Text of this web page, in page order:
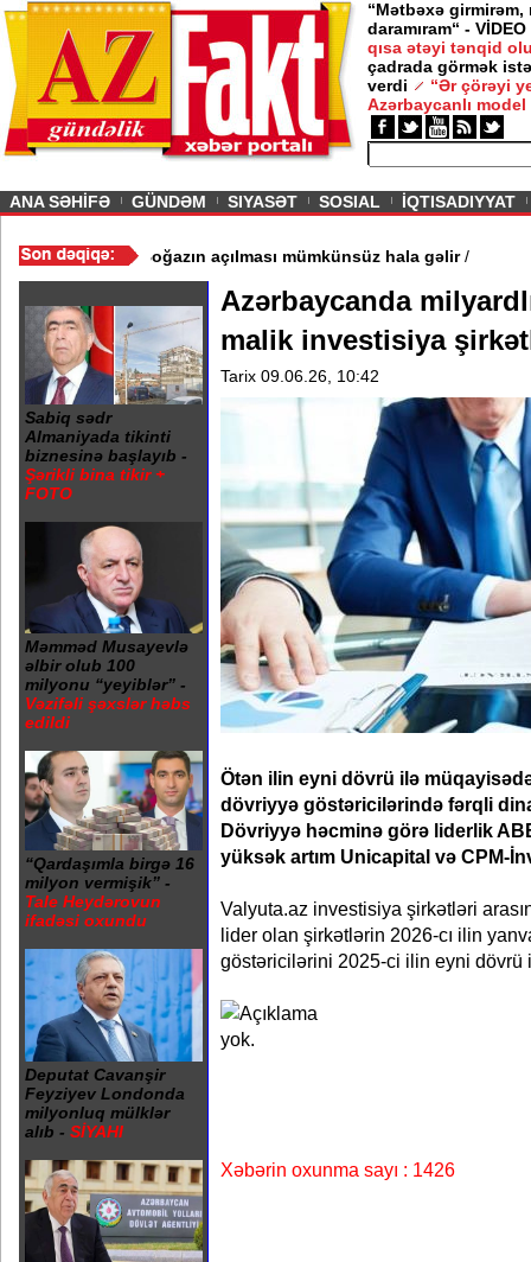
“Mətbəxə girmirəm,
daramıram“ - VİDEO
qısa ətəyi tənqid
çadrada görmək
verdi
“Ər çörəyi
Azərbaycanlı model
ANA SƏHİFƏ GÜNDƏM SIYASƏT SOSIAL İQTISADIYYAT
tələblər irəli sürdü - Boğazın açılması mümkünsüz hala gəlir
Sabiq sədr
Almaniyada tikinti
biznesinə başlayıb -
Şərikli bina tikir +
FOTO
Məmməd Musayevlə
əlbir olub 100
milyonu “yeyiblər” -
Vəzifəli şəxslər həbs
edildi
“Qardaşımla birgə 16
milyon vermişik” -
Tale Heydərovun
ifadəsi oxundu
Deputat Cavanşir
Feyziyev Londonda
milyonluq mülklər
alıb - SİYAHI
Azərbaycanda
malik investisiya
Tarix 09.06.26, 10:42
Ötən ilin eyni dövrü ilə
dövriyyə göstəricilərində fərqli
Dövriyyə həcminə görə liderlik
yüksək artım Unicapital və CPM-
Valyuta.az investisiya şirkətləri
lider olan şirkətlərin 2026-cı ilin
göstəricilərini 2025-ci ilin eyni dövrü
Xəbərin oxunma sayı : 1426